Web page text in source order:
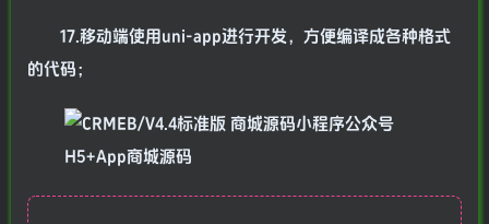
17.移动端使用uni-app进行开发，方便编译成各种格式
的代码；